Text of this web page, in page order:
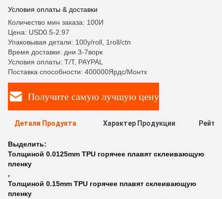
Условия оплаты & доставки
Количество мин заказа: 100И
Цена: USD0.5-2.97
Упаковывая детали: 100y/roll, 1roll/ctn
Время доставки: дни 3-7ворк
Условия оплаты: T/T, PAYPAL
Поставка способности: 400000Ярдс/Монтх
Получите самую лучшую цену
Детали Продукта Характер Продукции
Выделить:
Толщиной 0.0125mm TPU горячее плавят склеивающую
пленку
,
Толщиной 0.15mm TPU горячее плавят склеивающую
пленку